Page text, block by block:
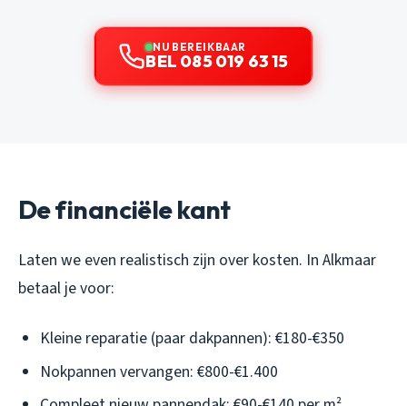
NU BEREIKBAAR
BEL 085 019 63 15
De financiële kant
Laten we even realistisch zijn over kosten. In Alkmaar
betaal je voor:
Kleine reparatie (paar dakpannen): €180-€350
Nokpannen vervangen: €800-€1.400